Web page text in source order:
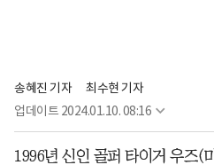
송혜진 기자
최수현 기자
업데이트 2024.01.10. 08:16
1996년 신인 골퍼 타이거 우즈(